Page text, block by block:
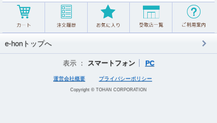
e-honトップへ
表示 ： スマートフォン PC
運営会社概要 プライバシーポリシー
Copyright © TOHAN CORPORATION